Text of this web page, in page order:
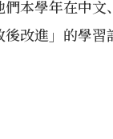
本學年在中
改進」的學習